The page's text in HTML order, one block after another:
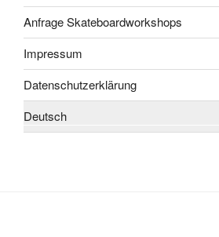
Anfrage Skateboardworkshops
Impressum
Datenschutzerklärung
Deutsch